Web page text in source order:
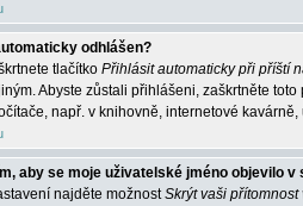
odhlášen?
tlačítko Přihlásit automaticky při příští
Abyste zůstali přihlášeni, zaškrtněte
např. v knihovně, internetové kavárně,
aby se moje uživatelské jméno objevilo
najděte možnostSkrýt vaši přítomnost